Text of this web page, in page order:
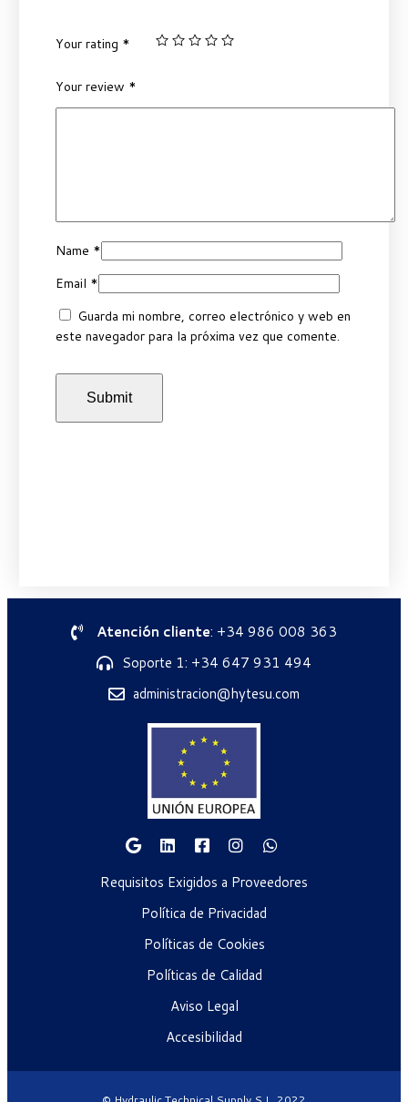
Your rating *
Your review *
Name *
Email *
Guarda mi nombre, correo electrónico y web en
este navegador para la próxima vez que comente.
Atención cliente: +34 986 008 363
Soporte 1: +34 647 931 494
administracion@hytesu.com
Requisitos Exigidos a Proveedores
Política de Privacidad
Políticas de Cookies
Políticas de Calidad
Aviso Legal
Accesibilidad